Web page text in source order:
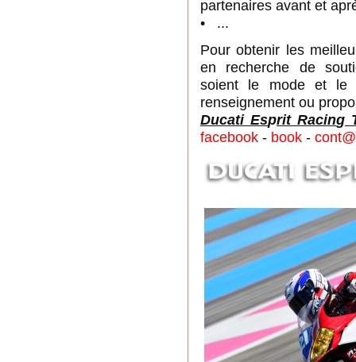
partenaires avant et
• ...
Pour obtenir les
en recherche de
soient le mode et le
renseignement ou
Ducati Esprit Racing
facebook - book -